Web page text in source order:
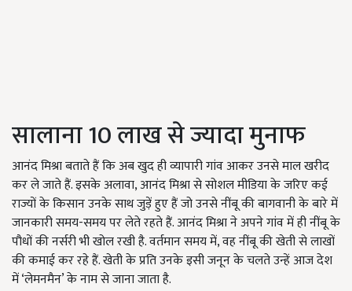
सालाना 10 लाख से ज्यादा मुनाफ
आनंद मिश्रा बताते हैं कि अब खुद ही व्यापारी गांव आकर उनसे माल खरीद
कर ले जाते हैं. इसके अलावा, आनंद मिश्रा से सोशल मीडिया के जरिए कई
राज्यों के किसान उनके साथ जुड़ें हुए हैं जो उनसे नींबू की बागवानी के बारे में
जानकारी समय-समय पर लेते रहते हैं. आनंद मिश्रा ने अपने गांव में ही नींबू के
पौधों की नर्सरी भी खोल रखी है. वर्तमान समय में, वह नींबू की खेती से लाखों
की कमाई कर रहे हैं. खेती के प्रति उनके इसी जनून के चलते उन्हें आज देश
में ‘लेमनमैन’ के नाम से जाना जाता है.